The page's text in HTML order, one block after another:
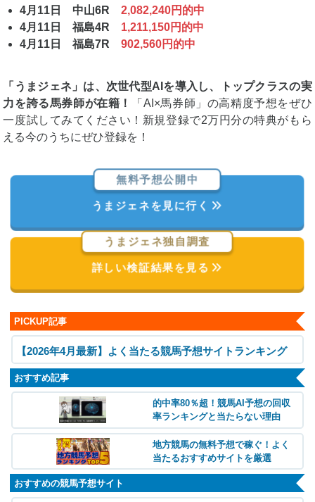
4月11日 中山6R2,082,240円的中
4月11日 福島4R 1,211,150円的中
4月11日 福島7R902,560円的中
「うまジェネ」は、次世代型AIを導入し、トップクラスの実
力を誇る馬券師が在籍！
「AI×馬券師」の高精度予想をぜひ
一度試してみてください！新規登録で2万円分の特典がもら
える今のうちにぜひ登録を！
無料予想公開中
うまジェネを見に行く
うまジェネ独自調査
詳しい検証結果を見る
PICKUP記事
【2026年4月最新】よく当たる競馬予想サイトランキング
おすすめ記事
的中率80％超！競馬AI予想の回収
率ランキングと当たらない理由
地方競馬の無料予想で稼ぐ！よく
当たるおすすめサイトを厳選
おすすめの競馬予想サイト